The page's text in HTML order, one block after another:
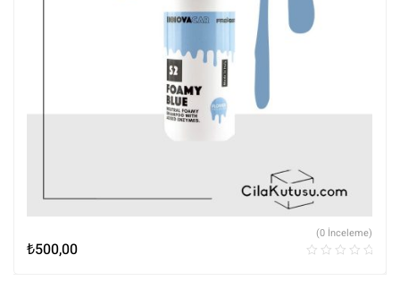
₺500,00
(0 İnceleme)